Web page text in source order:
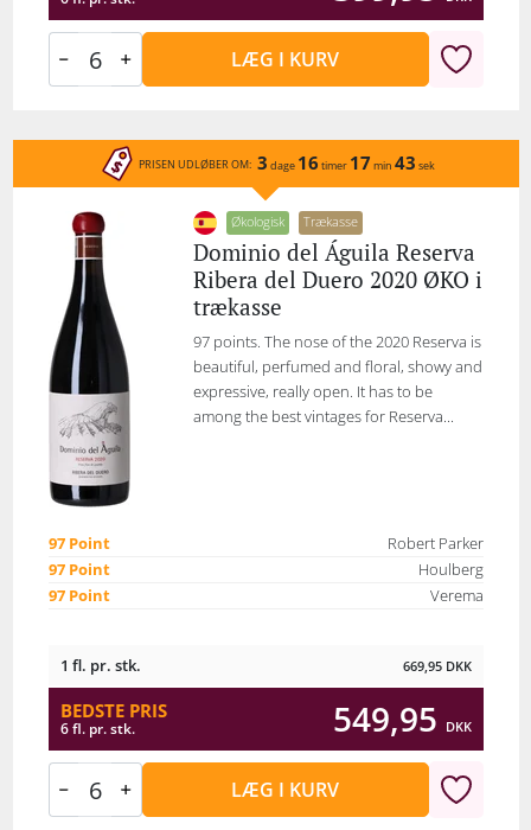
LÆG I KURV
PRISEN UDLØBER OM: 3 dage 16 timer 17 min 43 sek
Økologisk Trækasse
Dominio del Águila Reserva
Ribera del Duero 2020 ØKO i
trækasse
97 points. The nose of the 2020 Reserva is
beautiful, perfumed and floral, showy and
expressive, really open. It has to be
among the best vintages for Reserva...
97 Point
Robert Parker
97 Point
Houlberg
97 Point
Verema
1 fl. pr. stk. 669,95 DKK
BEDSTE PRIS
6 fl. pr. stk. 549,95 DKK
LÆG I KURV